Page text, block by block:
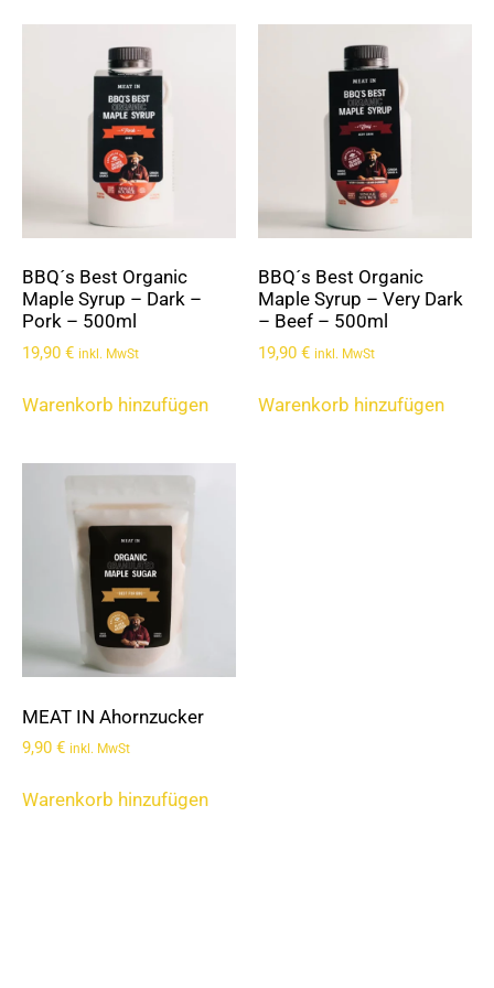
BBQ´s Best Organic
Maple Syrup – Dark –
Pork – 500ml
19,90 € inkl. MwSt
Warenkorb hinzufügen
BBQ´s Best Organic
Maple Syrup – Very Dark
– Beef – 500ml
19,90 € inkl. MwSt
Warenkorb hinzufügen
MEAT IN Ahornzucker
9,90 € inkl. MwSt
Warenkorb hinzufügen